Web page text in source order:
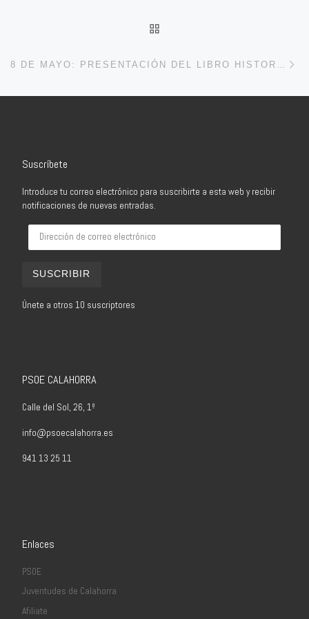
Suscríbete
Introduce tu correo electrónico para suscribirte a esta web y recibir
notificaciones de nuevas entradas.
SUSCRIBIR
Únete a otros 10 suscriptores
PSOE CALAHORRA
Calle del Sol, 26, 1º
info@psoecalahorra.es
941 13 25 11
Enlaces
PSOE
Juventudes de Calahorra
Afiliate